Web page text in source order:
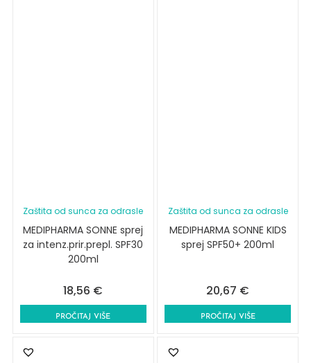
Zaštita od sunca za odrasle
MEDIPHARMA SONNE sprej
za intenz.prir.prepl. SPF30
200ml
18,56 €
PROČITAJ VIŠE
Zaštita od sunca za odrasle
MEDIPHARMA SONNE KIDS
sprej SPF50+ 200ml
20,67 €
PROČITAJ VIŠE